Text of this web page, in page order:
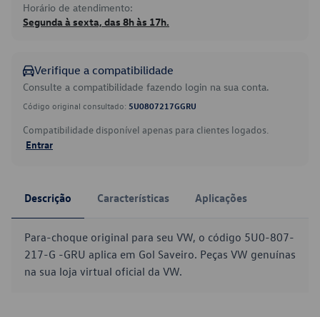
Horário de atendimento:
Segunda à sexta, das 8h às 17h.
Verifique a compatibilidade
Consulte a compatibilidade fazendo login na sua conta.
Código original consultado: 5U0807217GGRU
Compatibilidade disponível apenas para clientes logados.
Entrar
Descrição Características Aplicações
Para-choque original para seu VW, o código 5U0-807-
217-G -GRU aplica em Gol Saveiro. Peças VW genuínas
na sua loja virtual oficial da VW.